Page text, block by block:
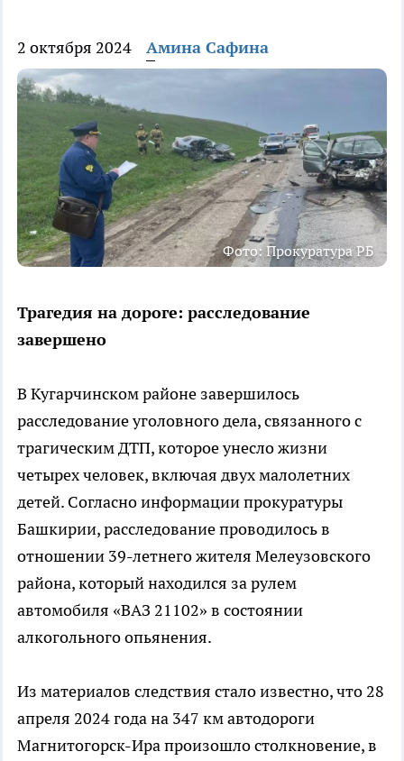
2 октября 2024 Амина Сафина
Фото: Прокуратура РБ
Трагедия на дороге: расследование
завершено
В Кугарчинском районе завершилось
расследование уголовного дела, связанного с
трагическим ДТП, которое унесло жизни
четырех человек, включая двух малолетних
детей. Согласно информации прокуратуры
Башкирии, расследование проводилось в
отношении 39-летнего жителя Мелеузовского
района, который находился за рулем
автомобиля «ВАЗ 21102» в состоянии
алкогольного опьянения.
Из материалов следствия стало известно, что 28
апреля 2024 года на 347 км автодороги
Магнитогорск-Ира произошло столкновение, в